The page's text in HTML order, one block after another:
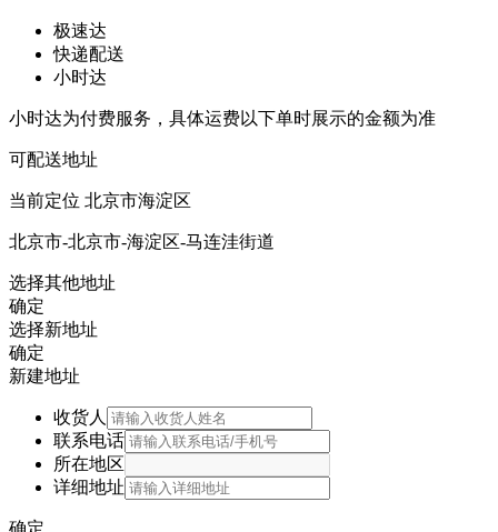
极速达
快递配送
小时达
小时达为付费服务，具体运费以下单时展示的金额为准
可配送地址
当前定位 北京市海淀区
北京市-北京市-海淀区-马连洼街道
选择其他地址
确定
选择新地址
确定
新建地址
收货人
联系电话
所在地区
详细地址
确定